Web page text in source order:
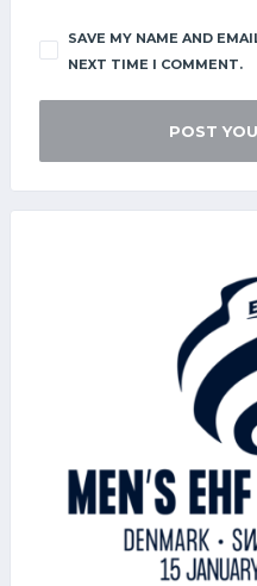
SAVE MY NAME AND
NEXT TIME I COMMENT.